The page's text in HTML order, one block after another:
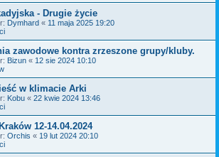
- Drugie życie
Dymhard « 11 maja 2025 19:20
zawodowe kontra zrzeszone grupy/kluby.
Bizun « 12 sie 2024 10:10
w klimacie Arki
Kobu « 22 kwie 2024 13:46
12-14.04.2024
Orchis « 19 lut 2024 20:10